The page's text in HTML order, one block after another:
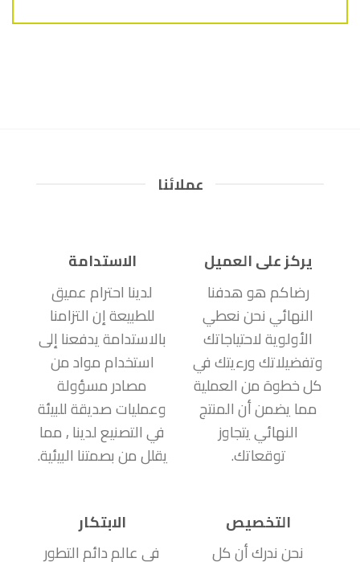
عملائنا
يركز على العميل
رضاكم هو هدفنا
النهائي نحن نعطي
الأولوية لاحتياجاتك
وتفضيلاتك ورءيتك في
كل خطوة من العملية
مما يضمن أن المنتج
النهائي يتجاوز
توقعاتك.
الاستدامة
لدينا احترام عميق
للطبيعة إن التزامنا
بالاستدامة يدفعنا إلى
استخدام مواد من
مصادر مسؤولة
وعمليات صديقة للبيئة
في التصنيع لدينا , مما
يقلل من بصمتنا البيئية.
التخصيص
نحن ندرك أن كل
الابتكار
في عالم دائم التطور